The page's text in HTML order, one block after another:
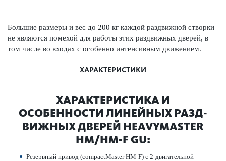
Большие размеры и вес до 200 кг каждой раз­д­вижной створки
не являются помехой для работы этих раз­д­вижных дверей, в
том числе во входах с особенно интенсивным движением.
ХАРАКТЕРИСТИКИ
ХАР­АКТЕР­И­С­ТИКА И
ОСОБЕННОСТИ ЛИНЕЙНЫХ РАЗ­Д­
ВИЖНЫХ ДВЕРЕЙ HEAVYMASTER
HM/HM-F GU:
Рез­ервный привод (compactMaster HM-F) с 2-двигательной